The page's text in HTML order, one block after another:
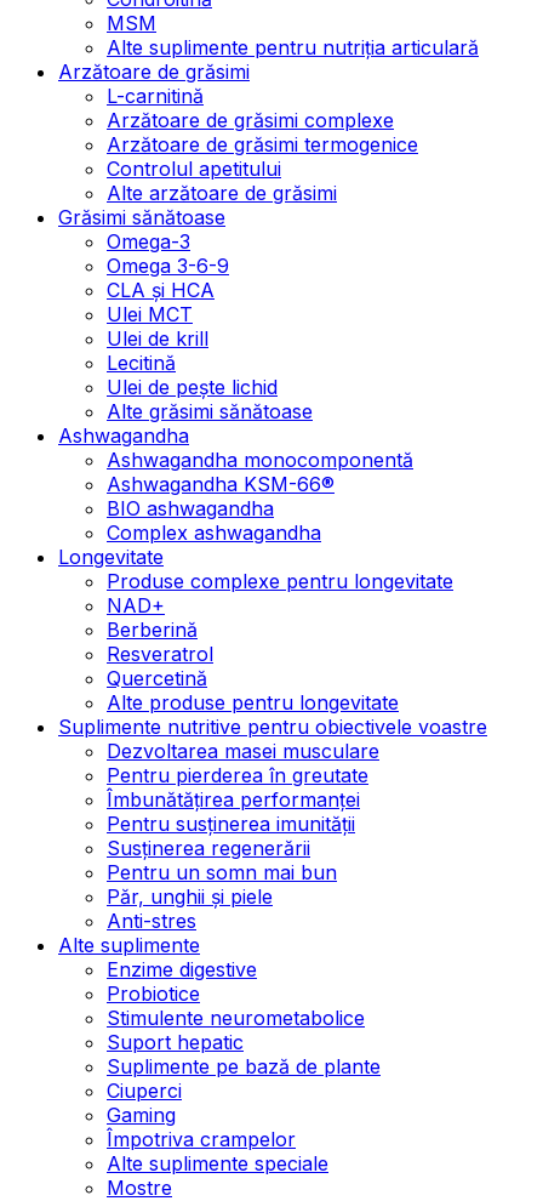
MSM
Alte suplimente pentru nutriția articulară
Arzătoare de grăsimi
L-carnitină
Arzătoare de grăsimi complexe
Arzătoare de grăsimi termogenice
Controlul apetitului
Alte arzătoare de grăsimi
Grăsimi sănătoase
Omega-3
Omega 3-6-9
CLA şi HCA
Ulei MCT
Ulei de krill
Lecitină
Ulei de pește lichid
Alte grăsimi sănătoase
Ashwagandha
Ashwagandha monocomponentă
Ashwagandha KSM-66®
BIO ashwagandha
Complex ashwagandha
Longevitate
Produse complexe pentru longevitate
NAD+
Berberină
Resveratrol
Quercetină
Alte produse pentru longevitate
Suplimente nutritive pentru obiectivele voastre
Dezvoltarea masei musculare
Pentru pierderea în greutate
Îmbunătățirea performanței
Pentru susținerea imunității
Susținerea regenerării
Pentru un somn mai bun
Păr, unghii și piele
Anti-stres
Alte suplimente
Enzime digestive
Probiotice
Stimulente neurometabolice
Suport hepatic
Suplimente pe bază de plante
Ciuperci
Gaming
Împotriva crampelor
Alte suplimente speciale
Mostre